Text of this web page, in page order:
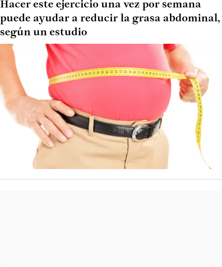
Hacer este ejercicio una vez por semana
puede ayudar a reducir la grasa abdominal,
según un estudio